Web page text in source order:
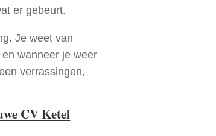
er gebeurt.
Je weet van
wanneer je weer
verrassingen,
CV Ketel